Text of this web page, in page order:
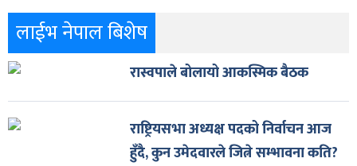
लाईभ नेपाल बिशेष
रास्वपाले बोलायो आकस्मिक बैठक
राष्ट्रियसभा अध्यक्ष पदको निर्वाचन आज
हुँदै, कुन उमेदवारले जित्ने सम्भावना कति?